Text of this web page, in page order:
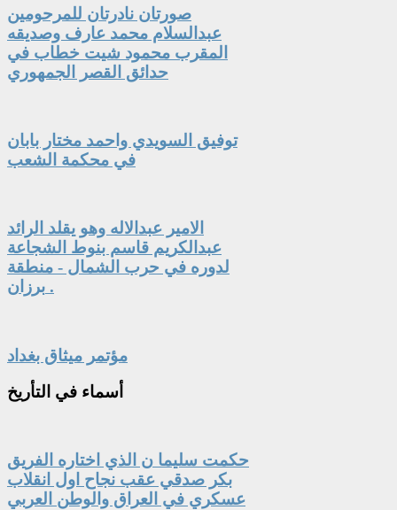
صورتان نادرتان للمرحومين
عبدالسلام محمد عارف وصديقه
المقرب محمود شيت خطاب في
حدائق القصر الجمهوري
توفيق السويدي واحمد مختار بابان
في محكمة الشعب
الامير عبدالاله وهو يقلد الرائد
عبدالكريم قاسم بنوط الشجاعة
لدوره في حرب الشمال - منطقة
برزان .
مؤتمر ميثاق بغداد
أسماء في التأريخ
حكمت سليما ن الذي اختاره الفريق
بكر صدقي عقب نجاح اول انقلاب
عسكري في العراق والوطن العربي